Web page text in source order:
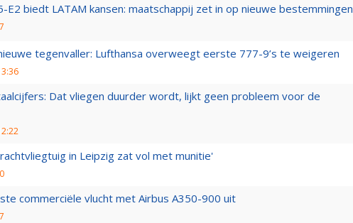
E2 biedt LATAM kansen: maatschappij zet in op nieuwe bestemmingen
tegenvaller: Lufthansa overweegt eerste 777-9’s te weigeren
Dat vliegen duurder wordt, lijkt geen probleem voor de
in Leipzig zat vol met munitie'
commerciële vlucht met Airbus A350-900 uit